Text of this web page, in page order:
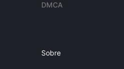
DMCA
Sobre